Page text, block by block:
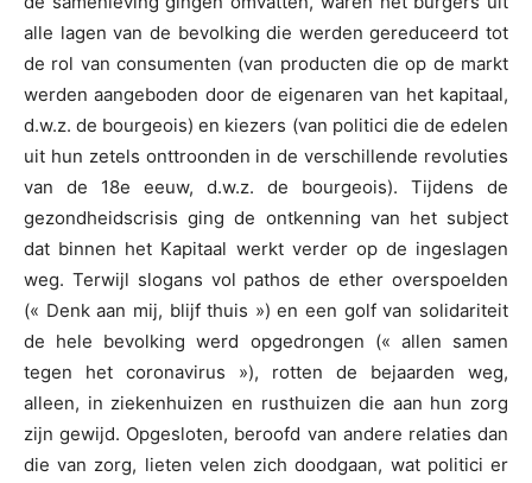
alle lagen van de bevolking die werden gereduceerd tot
de rol van consumenten (van producten die op de markt
werden aangeboden door de eigenaren van het kapitaal,
d.w.z. de bourgeois) en kiezers (van politici die de edelen
uit hun zetels onttroonden in de verschillende revoluties
van de 18e eeuw, d.w.z. de bourgeois). Tijdens de
gezondheidscrisis ging de ontkenning van het subject
dat binnen het Kapitaal werkt verder op de ingeslagen
weg. Terwijl slogans vol pathos de ether overspoelden
(« Denk aan mij, blijf thuis ») en een golf van solidariteit
de hele bevolking werd opgedrongen (« allen samen
tegen het coronavirus »), rotten de bejaarden weg,
alleen, in ziekenhuizen en rusthuizen die aan hun zorg
zijn gewijd. Opgesloten, beroofd van andere relaties dan
die van zorg, lieten velen zich doodgaan, wat politici er